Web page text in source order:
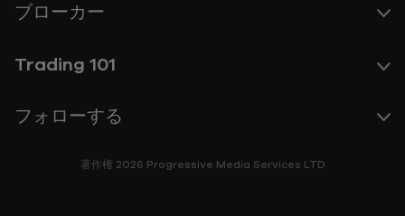
ブローカー
Trading 101
フォローする
著作権 2026 Progressive Media Services LTD